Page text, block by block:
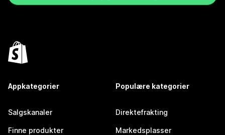
Appkategorier
Salgskanaler
Finne produkter
Populære kategorier
Direktefrakting
Markedsplasser